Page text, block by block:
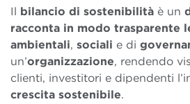
Il bilancio di sostenibilità è un
racconta in modo trasparente
ambientali, sociali e di
un’organizzazione, rendendo
clienti, investitori e dipendenti
crescita sostenibile.